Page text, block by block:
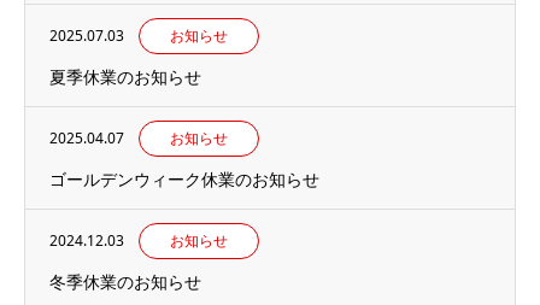
2025.07.03 お知らせ
夏季休業のお知らせ
2025.04.07 お知らせ
ゴールデンウィーク休業のお知らせ
2024.12.03 お知らせ
冬季休業のお知らせ